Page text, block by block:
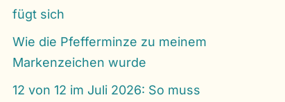
fügt sich
Wie die Pfefferminze zu meinem
Markenzeichen wurde
12 von 12 im Juli 2026: So muss